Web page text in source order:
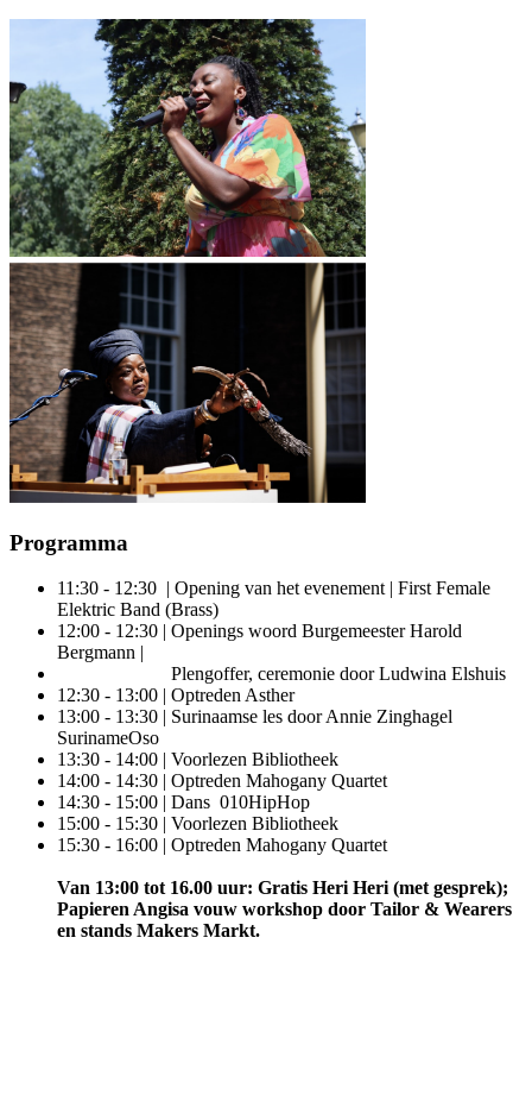
Programma
11:30 - 12:30 | Opening van het evenement | First Female
Elektric Band (Brass)
12:00 - 12:30 | Openings woord Burgemeester Harold
Bergmann |
Plengoffer, ceremonie door Ludwina Elshuis
12:30 - 13:00 | Optreden Asther
13:00 - 13:30 | Surinaamse les door Annie Zinghagel
SurinameOso
13:30 - 14:00 | Voorlezen Bibliotheek
14:00 - 14:30 | Optreden Mahogany Quartet
14:30 - 15:00 | Dans 010HipHop
15:00 - 15:30 | Voorlezen Bibliotheek
15:30 - 16:00 | Optreden Mahogany Quartet
Van 13:00 tot 16.00 uur: Gratis Heri Heri (met gesprek);
Papieren Angisa vouw workshop door Tailor & Wearers
en stands Makers Markt.